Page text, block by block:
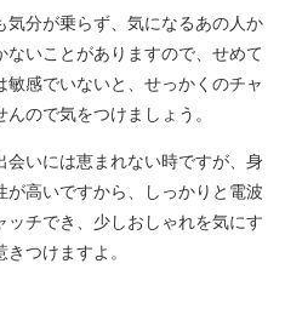
分が乗らず、気になるあの人か
ないことがありますので、せめて
感でいないと、せっかくのチャ
ので気をつけましょう。
いには恵まれない時ですが、身
高いですから、しっかりと電波
チでき、少しおしゃれを気にす
つけますよ。